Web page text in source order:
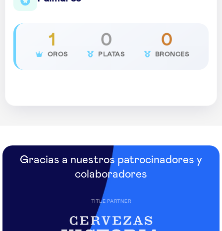
1
OROS
0
PLATAS
0
BRONCES
Gracias a nuestros patrocinadores y
colaboradores
TITLE PARTNER